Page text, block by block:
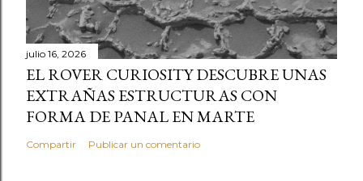
julio 16, 2026
EL ROVER CURIOSITY DESCUBRE UNAS
EXTRAÑAS ESTRUCTURAS CON
FORMA DE PANAL EN MARTE
Compartir Publicar un comentario